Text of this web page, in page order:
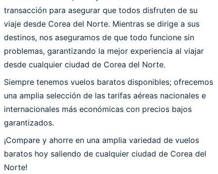
transacción para asegurar que todos disfruten de su
viaje desde Corea del Norte. Mientras se dirige a sus
destinos, nos aseguramos de que todo funcione sin
problemas, garantizando la mejor experiencia al viajar
desde cualquier ciudad de Corea del Norte.
Siempre tenemos vuelos baratos disponibles; ofrecemos
una amplia selección de las tarifas aéreas nacionales e
internacionales más económicas con precios bajos
garantizados.
¡Compare y ahorre en una amplia variedad de vuelos
baratos hoy saliendo de cualquier ciudad de Corea del
Norte!